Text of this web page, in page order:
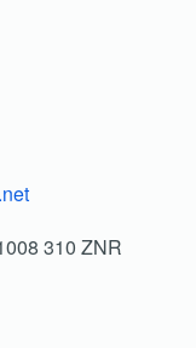
310 ZNR